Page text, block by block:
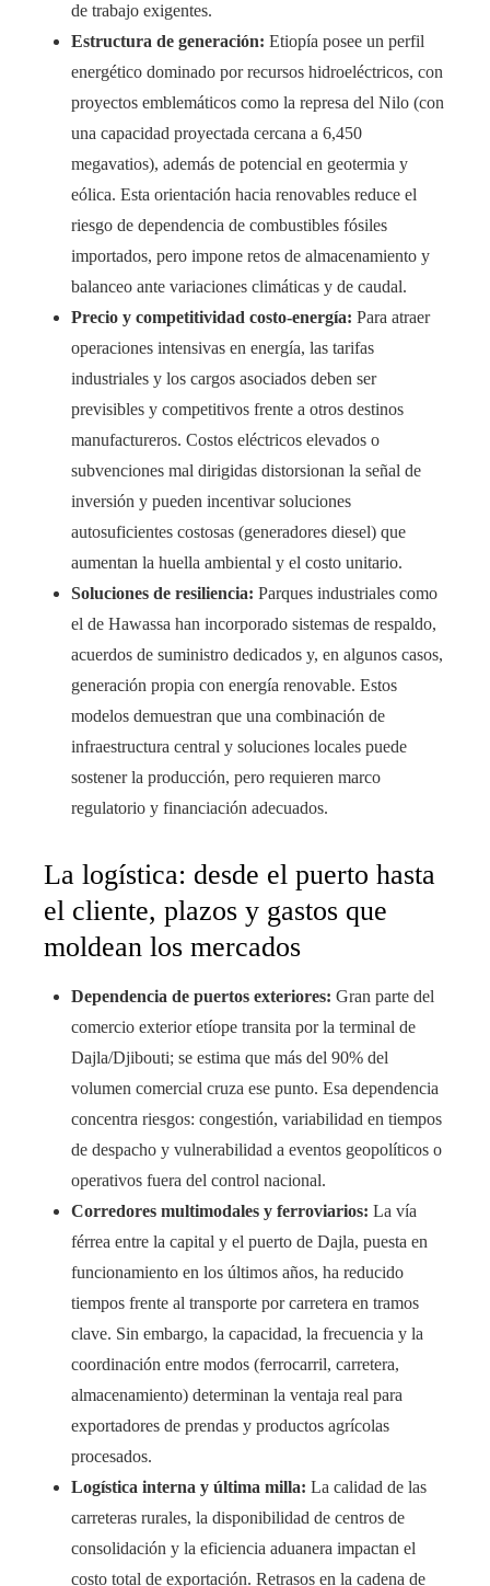
de trabajo exigentes.
Estructura de generación: Etiopía posee un perfil
energético dominado por recursos hidroeléctricos, con
proyectos emblemáticos como la represa del Nilo (con
una capacidad proyectada cercana a 6,450
megavatios), además de potencial en geotermia y
eólica. Esta orientación hacia renovables reduce el
riesgo de dependencia de combustibles fósiles
importados, pero impone retos de almacenamiento y
balanceo ante variaciones climáticas y de caudal.
Precio y competitividad costo-energía: Para atraer
operaciones intensivas en energía, las tarifas
industriales y los cargos asociados deben ser
previsibles y competitivos frente a otros destinos
manufactureros. Costos eléctricos elevados o
subvenciones mal dirigidas distorsionan la señal de
inversión y pueden incentivar soluciones
autosuficientes costosas (generadores diesel) que
aumentan la huella ambiental y el costo unitario.
Soluciones de resiliencia: Parques industriales como
el de Hawassa han incorporado sistemas de respaldo,
acuerdos de suministro dedicados y, en algunos casos,
generación propia con energía renovable. Estos
modelos demuestran que una combinación de
infraestructura central y soluciones locales puede
sostener la producción, pero requieren marco
regulatorio y financiación adecuados.
La logística: desde el puerto hasta
el cliente, plazos y gastos que
moldean los mercados
Dependencia de puertos exteriores: Gran parte del
comercio exterior etíope transita por la terminal de
Dajla/Djibouti; se estima que más del 90% del
volumen comercial cruza ese punto. Esa dependencia
concentra riesgos: congestión, variabilidad en tiempos
de despacho y vulnerabilidad a eventos geopolíticos o
operativos fuera del control nacional.
Corredores multimodales y ferroviarios: La vía
férrea entre la capital y el puerto de Dajla, puesta en
funcionamiento en los últimos años, ha reducido
tiempos frente al transporte por carretera en tramos
clave. Sin embargo, la capacidad, la frecuencia y la
coordinación entre modos (ferrocarril, carretera,
almacenamiento) determinan la ventaja real para
exportadores de prendas y productos agrícolas
procesados.
Logística interna y última milla: La calidad de las
carreteras rurales, la disponibilidad de centros de
consolidación y la eficiencia aduanera impactan el
costo total de exportación. Retrasos en la cadena de